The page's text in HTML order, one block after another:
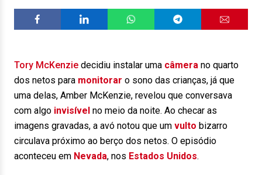
Tory McKenzie decidiu instalar uma câmera no quarto
dos netos para monitorar o sono das crianças, já que
uma delas, Amber McKenzie, revelou que conversava
com algo invisível no meio da noite. Ao checar as
imagens gravadas, a avó notou que um vulto bizarro
circulava próximo ao berço dos netos. O episódio
aconteceu em Nevada, nos Estados Unidos.